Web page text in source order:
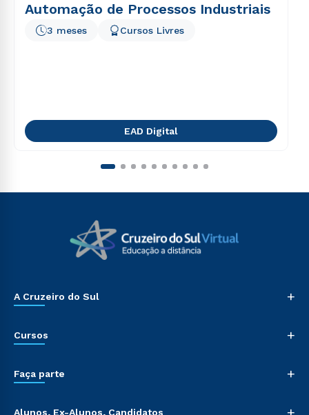
Automação de Processos Industriais
3 meses Cursos Livres
EAD Digital
A Cruzeiro do Sul +
Cursos +
Faça parte +
Alunos, Ex-Alunos, Candidatos